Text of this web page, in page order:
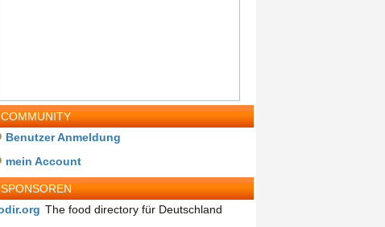
COMMUNITY
Benutzer Anmeldung
mein Account
SPONSOREN
The food directory für Deutschland